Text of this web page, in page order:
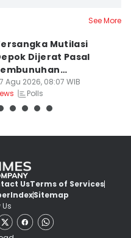
See More
Mutilasi
Dijerat Pasal
Agu 2026, 08:07 WIB
Polls
UsTerms of Services
IndexSitemap